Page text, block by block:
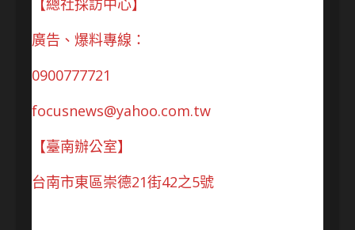
【總社採訪中心】
廣告、爆料專線：
0900777721
focusnews@yahoo.com.tw
【臺南辦公室】
台南市東區崇德21街42之5號